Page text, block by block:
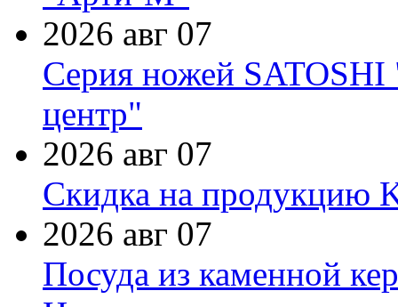
2026 авг 07
Серия ножей
центр"
2026 авг 07
Скидка на продукцию
2026 авг 07
Посуда из каменной